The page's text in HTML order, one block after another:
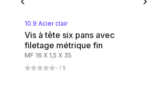
10.9 Acier clair
Vis à tête six pans avec
filetage métrique fin
MF 16 X 1,5 X 35
- / 5